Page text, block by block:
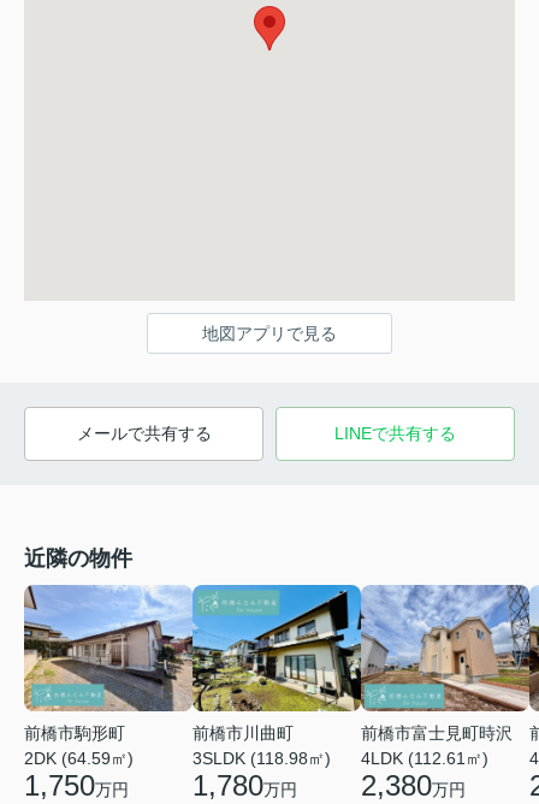
地図アプリで見る
メールで共有する LINEで共有する
近隣の物件
前橋市駒形町
2DK (64.59㎡)
1,750万円
前橋市川曲町
3SLDK (118.98㎡)
1,780万円
前橋市富士見町時沢
4LDK (112.61㎡)
2,380万円